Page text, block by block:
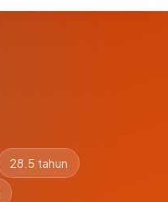
28.5 tahun